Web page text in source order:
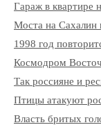
Гараж в
Моста на Сахалин
1998 год
Космодром
Так россияне и
Птицы атакуют
Власть бритых